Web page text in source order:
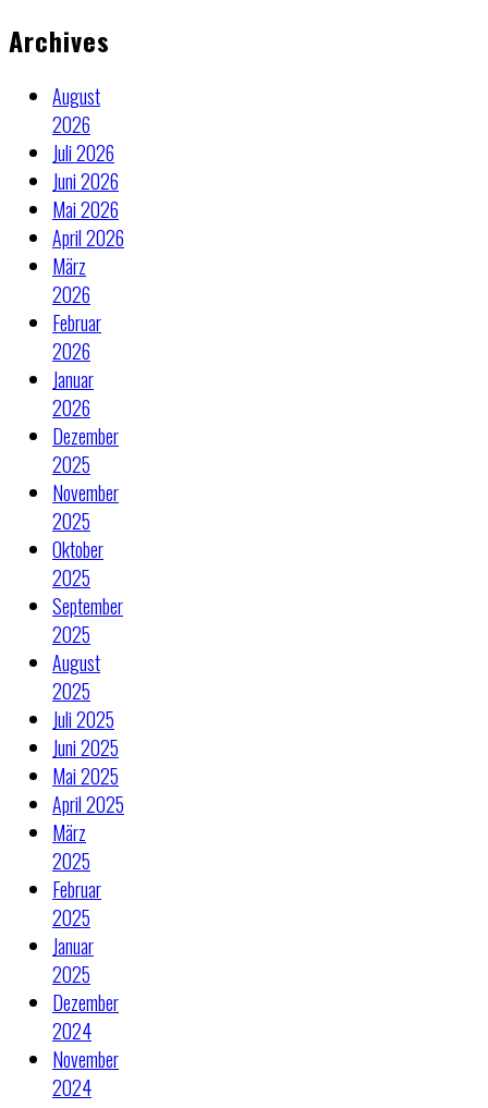
Archives
August
2026
Juli 2026
Juni 2026
Mai 2026
April 2026
März
2026
Februar
2026
Januar
2026
Dezember
2025
November
2025
Oktober
2025
September
2025
August
2025
Juli 2025
Juni 2025
Mai 2025
April 2025
März
2025
Februar
2025
Januar
2025
Dezember
2024
November
2024